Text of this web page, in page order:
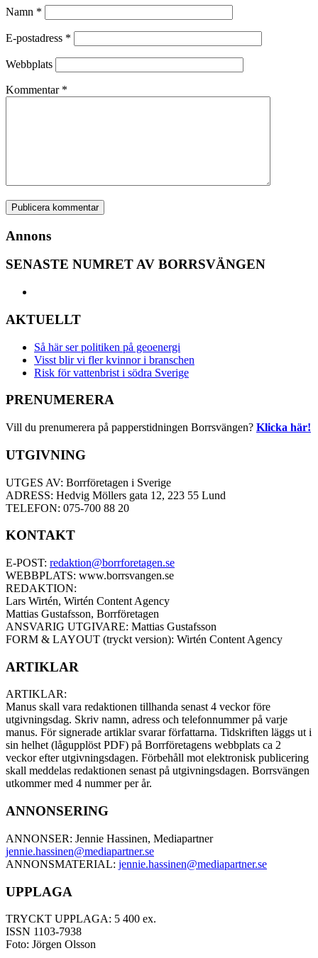
Namn *
E-postadress *
Webbplats
Kommentar *
Annons
SENASTE NUMRET AV BORRSVÄNGEN
AKTUELLT
Så här ser politiken på geoenergi
Visst blir vi fler kvinnor i branschen
Risk för vattenbrist i södra Sverige
PRENUMERERA
Vill du prenumerera på papperstidningen Borrsvängen? Klicka här!
UTGIVNING
UTGES AV: Borrföretagen i Sverige
ADRESS: Hedvig Möllers gata 12, 223 55 Lund
TELEFON: 075-700 88 20
KONTAKT
E-POST: redaktion@borrforetagen.se
WEBBPLATS: www.borrsvangen.se
REDAKTION:
Lars Wirtén, Wirtén Content Agency
Mattias Gustafsson, Borrföretagen
ANSVARIG UTGIVARE: Mattias Gustafsson
FORM & LAYOUT (tryckt version): Wirtén Content Agency
ARTIKLAR
ARTIKLAR:
Manus skall vara redaktionen tillhanda senast 4 veckor före
utgivningsdag. Skriv namn, adress och telefonnummer på varje
manus. För signerade artiklar svarar författarna. Tidskriften läggs ut i
sin helhet (lågupplöst PDF) på Borrföretagens webbplats ca 2
veckor efter utgivningsdagen. Förbehåll mot elektronisk publicering
skall meddelas redaktionen senast på utgivningsdagen. Borrsvängen
utkommer med 4 nummer per år.
ANNONSERING
ANNONSER: Jennie Hassinen, Mediapartner
jennie.hassinen@mediapartner.se
ANNONSMATERIAL: jennie.hassinen@mediapartner.se
UPPLAGA
TRYCKT UPPLAGA: 5 400 ex.
ISSN 1103-7938
Foto: Jörgen Olsson